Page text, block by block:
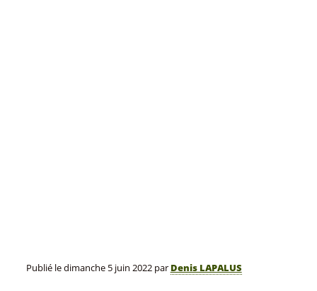
Publié ledimanche 5 juin 2022par Denis LAPALUS